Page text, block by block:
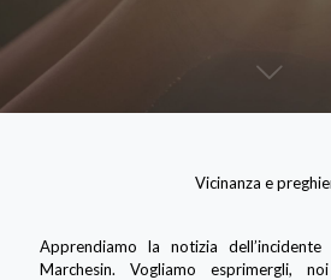
Vicinanza e
Apprendiamo la notizia
Marchesin. Vogliamo esprimergli,